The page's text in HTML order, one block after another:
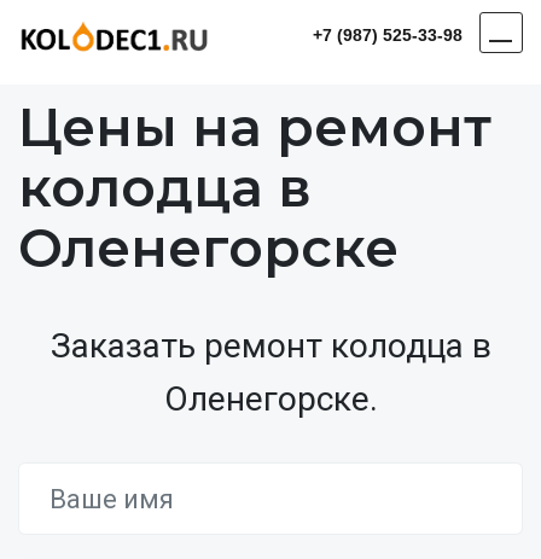
+7 (987) 525-33-98
Цены на ремонт
колодца в
Оленегорске
Заказать ремонт колодца в
Оленегорске.